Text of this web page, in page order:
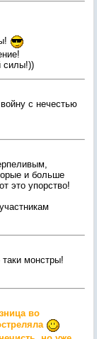
силы!))
с нечестью
и больше
это упорство!
монстры!
во